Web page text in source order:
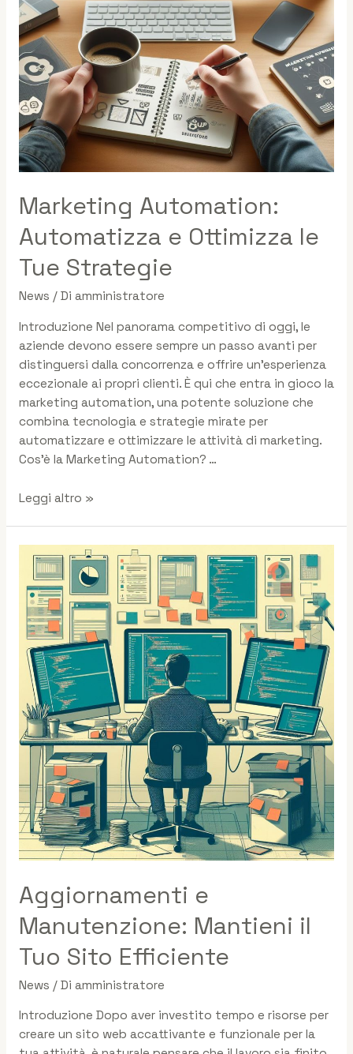
Marketing Automation:
Automatizza e Ottimizza le
Tue Strategie
News / Di amministratore
Introduzione Nel panorama competitivo di oggi, le
aziende devono essere sempre un passo avanti per
distinguersi dalla concorrenza e offrire un’esperienza
eccezionale ai propri clienti. È qui che entra in gioco la
marketing automation, una potente soluzione che
combina tecnologia e strategie mirate per
automatizzare e ottimizzare le attività di marketing.
Cos’è la Marketing Automation? …
Leggi altro »
Aggiornamenti e
Manutenzione: Mantieni il
Tuo Sito Efficiente
News / Di amministratore
Introduzione Dopo aver investito tempo e risorse per
creare un sito web accattivante e funzionale per la